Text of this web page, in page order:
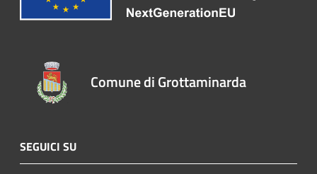
Comune di Grottaminarda
SEGUICI SU